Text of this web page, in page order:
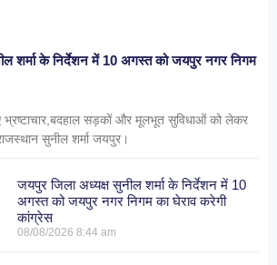
शर्मा के निर्देशन में 10 अगस्त को जयपुर नगर निगम
भ्रष्टाचार,बदहाल सड़कों और मूलभूत सुविधाओं को लेकर
सुनील शर्मा जयपुर।
जयपुर जिला अध्यक्ष सुनील शर्मा के निर्देशन में 10
अगस्त को जयपुर नगर निगम का घेराव करेगी
कांग्रेस
08/08/20268:44 am